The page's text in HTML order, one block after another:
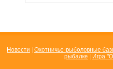
Новости
Охотничье-рыболовные
рыбалке
Игра